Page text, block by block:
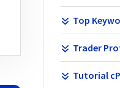
Top
Trader
Tutorial